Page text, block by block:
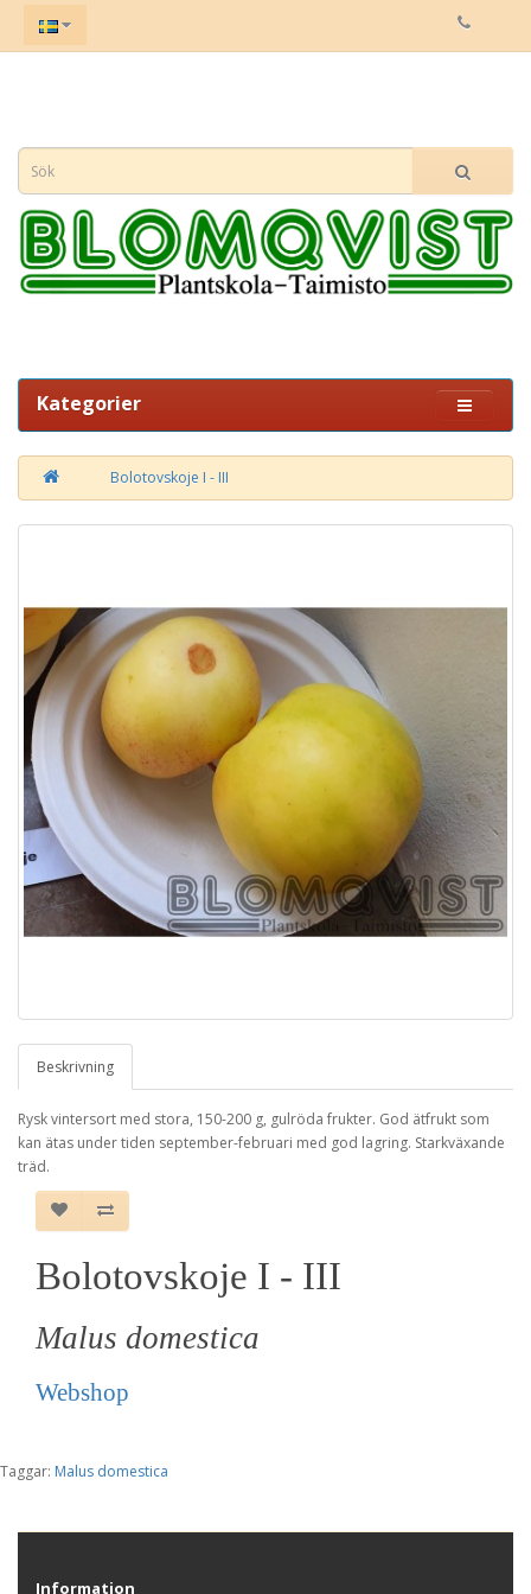
Kategorier
Bolotovskoje I - III
Beskrivning
Rysk vintersort med stora, 150-200 g, gulröda frukter. God ätfrukt som
kan ätas under tiden september-februari med god lagring. Starkväxande
träd.
Bolotovskoje I - III
Malus domestica
Webshop
Taggar: Malus domestica
Information